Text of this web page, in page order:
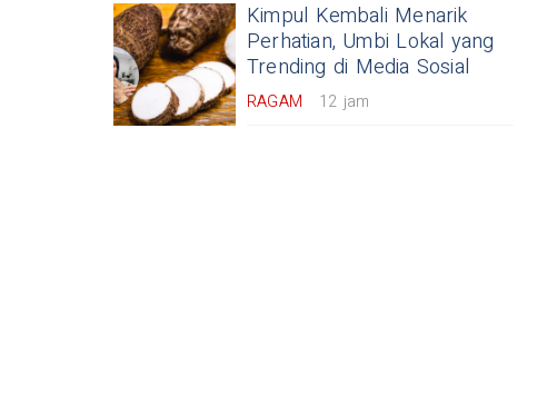
Kimpul Kembali Menarik
Perhatian, Umbi Lokal yang
Trending di Media Sosial
RAGAM 12 jam